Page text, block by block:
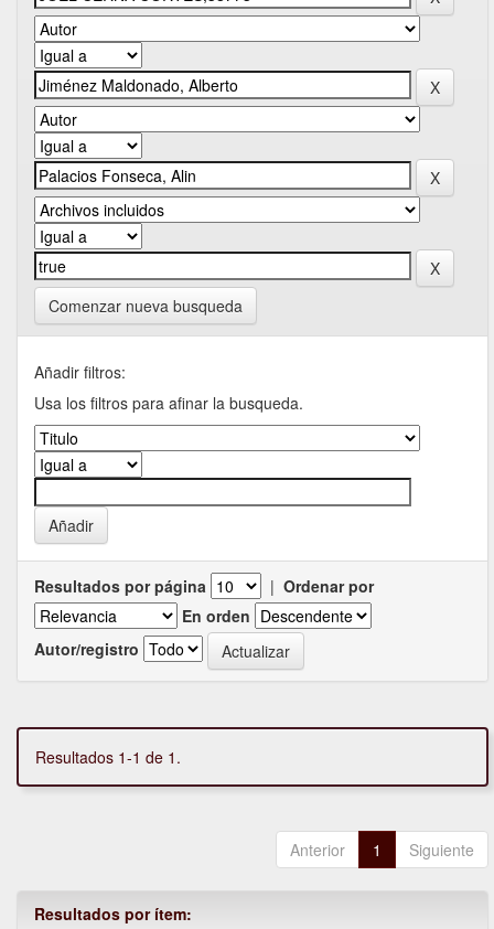
Comenzar nueva busqueda
Añadir filtros:
Usa los filtros para afinar la busqueda.
Resultados por página | Ordenar por
En orden
Autor/registro
Resultados 1-1 de 1.
Anterior 1 Siguiente
Resultados por ítem: